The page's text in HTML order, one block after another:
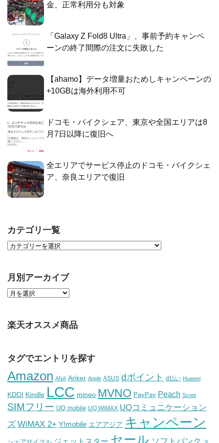
金、正常利用分も対象
「Galaxy Z Fold8 Ultra」、事前予約キャンペ
ーンの終了間際の注文に失敗した
【ahamo】データ増量おためしキャンペーンの
+10GBは海外利用不可
ドコモ・バイクシェア、東京や全国エリアは8
月7日以降に復旧へ
全エリアでサービス停止のドコモ・バイクシェ
ア、奈良エリアで復旧
カテゴリ一覧
月別アーカイブ
楽天オススメ商品
タグでエントリを探す
Amazon ANA Anker Apple ASUS dポイント d払い Huawei
KDDI Kindle LCC mineo MVNO PayPay Peach Scoot
SIMフリー UQ mobile UQ WiMAX UQコミュニケーション
ズ WiMAX 2+ Y!mobile エアアジア キャンペーン
ジェットスター セール